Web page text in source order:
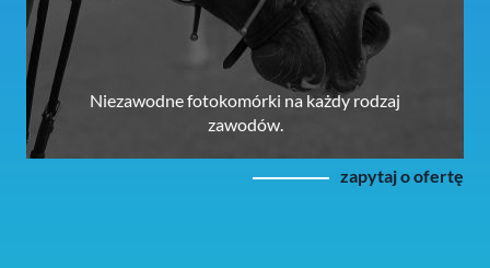
Niezawodne fotokomórki na każdy rodzaj
zawodów.
zapytaj o ofertę